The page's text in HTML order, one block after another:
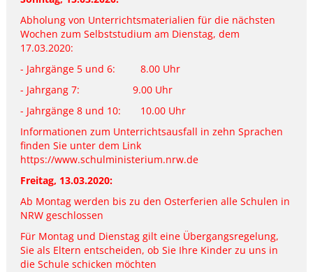
Abholung von Unterrichtsmaterialien für die nächsten
Wochen zum Selbststudium am Dienstag, dem
17.03.2020:
- Jahrgänge 5 und 6: 8.00 Uhr
- Jahrgang 7: 9.00 Uhr
- Jahrgänge 8 und 10: 10.00 Uhr
Informationen zum Unterrichtsausfall in zehn Sprachen
finden Sie unter dem Link
https://www.schulministerium.nrw.de
Freitag, 13.03.2020:
Ab Montag werden bis zu den Osterferien alle Schulen in
NRW geschlossen
Für Montag und Dienstag gilt eine Übergangsregelung,
Sie als Eltern entscheiden, ob Sie Ihre Kinder zu uns in
die Schule schicken möchten